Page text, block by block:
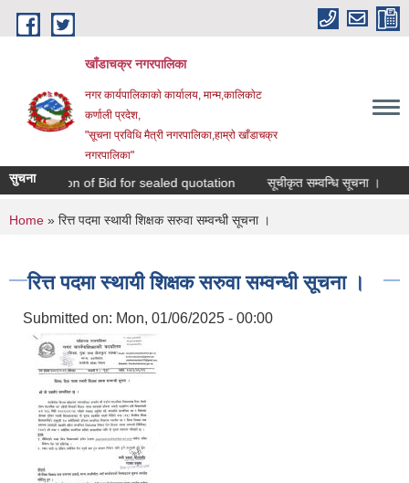
Skip to main content
खाँडाचक्र नगरपालिका
नगर कार्यपालिकाकाे कार्यालय, मान्म,कालिकाेट
क‍र्णाली प्रदेश,
"सूचना प्रविधि मैत्री नगरपालिका,हाम्राे खाँडाचक्र
नगरपालिका"
सुचना
Invitation of Bid for sealed quotation सूचीकृत सम्वन्धि सूचना ।
You are here
Home » रित्त पदमा स्थायी शिक्षक सरुवा सम्वन्धी सूचना ।
रित्त पदमा स्थायी शिक्षक सरुवा सम्वन्धी सूचना ।
Submitted on: Mon, 01/06/2025 - 00:00